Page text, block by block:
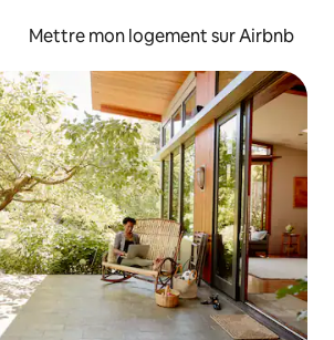
Mettre mon logement sur Airbnb